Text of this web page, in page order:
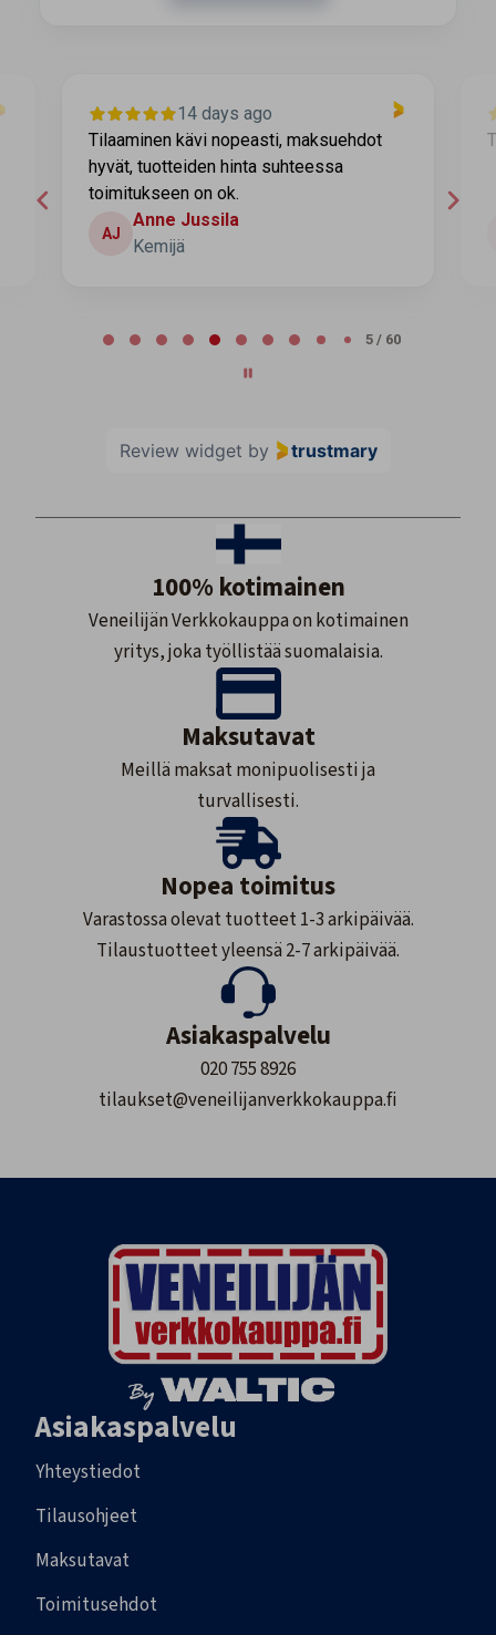
14 days ago
Tilaaminen kävi nopeasti, maksuehdot
hyvät, tuotteiden hinta suhteessa
toimitukseen on ok.
AJ
Anne Jussila
Kemijä
5 / 60
Review widget by trustmary
100% kotimainen
Veneilijän Verkkokauppa on kotimainen
yritys, joka työllistää suomalaisia.
Maksutavat
Meillä maksat monipuolisesti ja
turvallisesti.
Nopea toimitus
Varastossa olevat tuotteet 1-3 arkipäivää.
Tilaustuotteet yleensä 2-7 arkipäivää.
Asiakaspalvelu
020 755 8926
tilaukset@veneilijanverkkokauppa.fi
Asiakaspalvelu
Yhteystiedot
Tilausohjeet
Maksutavat
Toimitusehdot